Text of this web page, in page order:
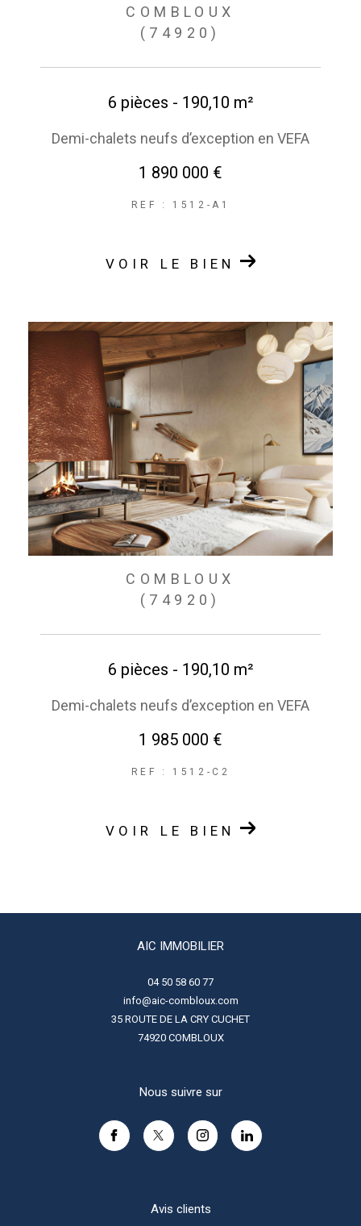
COMBLOUX
(74920)
6 pièces - 190,10 m²
Demi-chalets neufs d’exception en VEFA
1 890 000 €
REF : 1512-A1
VOIR LE BIEN
COMBLOUX
(74920)
6 pièces - 190,10 m²
Demi-chalets neufs d’exception en VEFA
1 985 000 €
REF : 1512-C2
VOIR LE BIEN
AIC IMMOBILIER
04 50 58 60 77
info@aic-combloux.com
35 ROUTE DE LA CRY CUCHET
74920
COMBLOUX
Nous suivre sur
Avis clients